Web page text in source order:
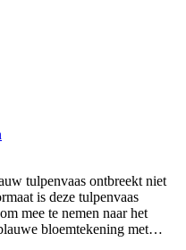
tulpenvaas ontbreekt niet
is deze tulpenvaas
mee te nemen naar het
bloemtekening met…